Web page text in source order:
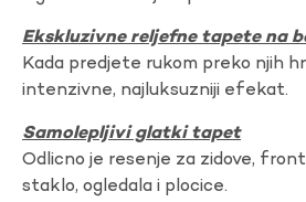
Ekskluzivne reljefne tapete na
Kada predjete rukom preko njih
intenzivne, najluksuzniji efekat.
Samolepljivi glatki tapet
Odlicno je resenje za zidove,
staklo, ogledala i plocice.